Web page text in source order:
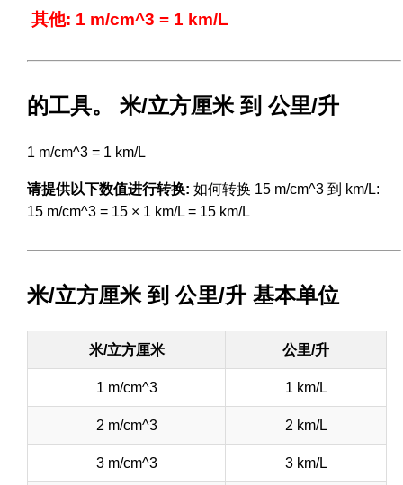
其他: 1 m/cm^3 = 1 km/L
的工具。 米/立方厘米 到 公里/升
1 m/cm^3 = 1 km/L
请提供以下数值进行转换: 如何转换 15 m/cm^3 到 km/L:
15 m/cm^3 = 15 × 1 km/L = 15 km/L
米/立方厘米 到 公里/升 基本单位
米/立方厘米 公里/升
1 m/cm^3 1 km/L
2 m/cm^3 2 km/L
3 m/cm^3 3 km/L